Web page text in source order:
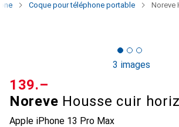
Coque pour téléphone portable Noreve
3 images
Noreve Housse cuir
Apple iPhone 13 Pro Max
CHF
139.–